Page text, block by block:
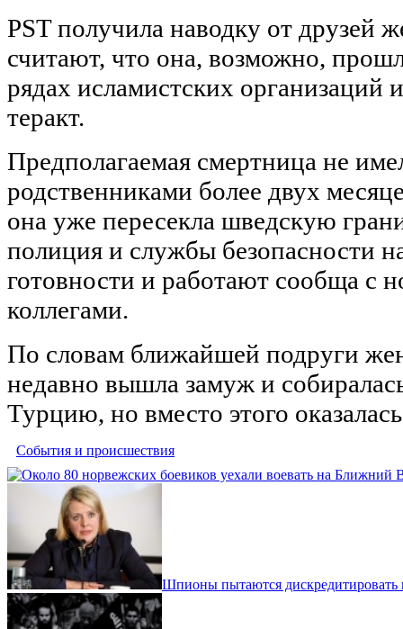
PST получила наводку от друзей
считают, что она, возможно,
рядах исламистских организаций
теракт.
Предполагаемая смертница не
родственниками более двух
она уже пересекла шведскую
полиция и службы безопасности
готовности и работают сообща с
коллегами.
По словам ближайшей подруги
недавно вышла замуж и
Турцию, но вместо этого
События и происшествия
Шпионы пытаются дискредитировать